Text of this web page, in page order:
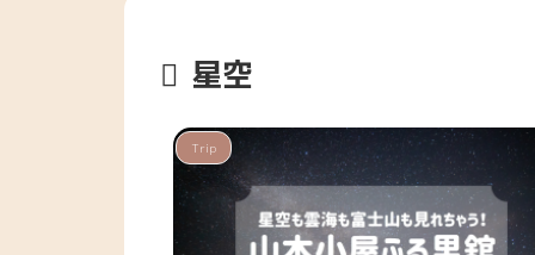
星空
Trip